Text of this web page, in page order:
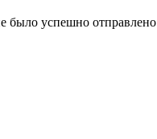
было успешно отправлено